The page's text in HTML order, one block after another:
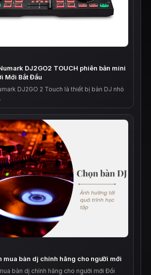
DJ2GO2 TOUCH phiên bản mini
Mới Bắt Đầu
DJ2GO 2 Touch là thiết bị bàn DJ nhỏ
mua bàn dj chính hãng cho người mới
bàn dj chính hãng cho người mới Đối